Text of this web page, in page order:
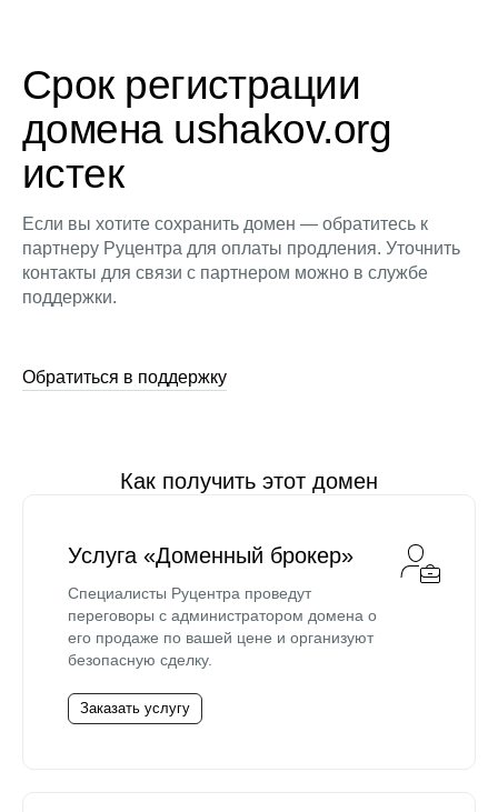
Срок регистрации
домена ushakov.org
истек
Если вы хотите сохранить домен — обратитесь к
партнеру Руцентра для оплаты продления. Уточнить
контакты для связи с партнером можно в службе
поддержки.
Обратиться в поддержку
Как получить этот домен
Услуга «Доменный брокер»
Специалисты Руцентра проведут
переговоры с администратором домена о
его продаже по вашей цене и организуют
безопасную сделку.
Заказать услугу